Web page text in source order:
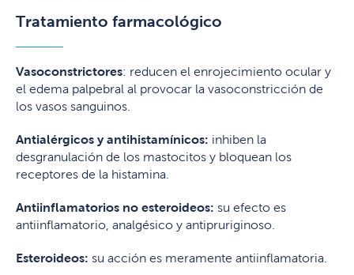
Tratamiento farmacológico
Vasoconstrictores: reducen el enrojecimiento ocular y
el edema palpebral al provocar la vasoconstricción de
los vasos sanguinos.
Antialérgicos y antihistamínicos: inhiben la
desgranulación de los mastocitos y bloquean los
receptores de la histamina.
Antiinflamatorios no esteroideos: su efecto es
antiinflamatorio, analgésico y antipruriginoso.
Esteroideos: su acción es meramente antiinflamatoria.